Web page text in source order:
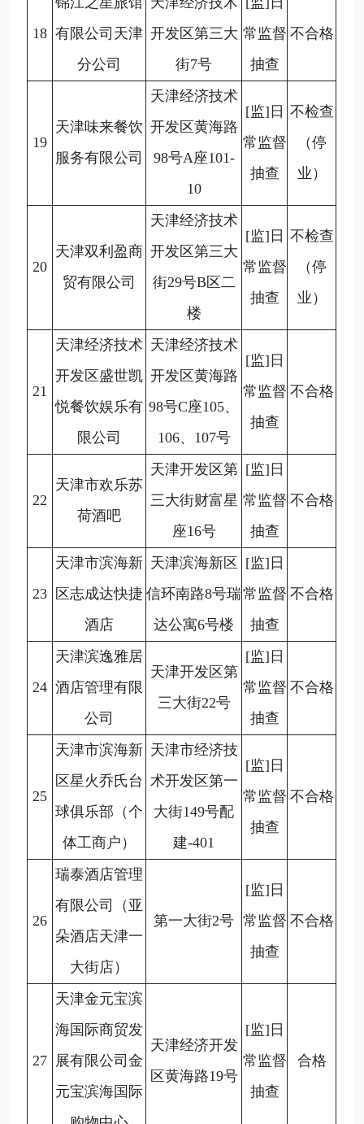
18 有限公司天津
分公司
开发区第三大
街7号
常监督
抽查
不合格
19
天津味来餐饮
服务有限公司
天津经济技术
开发区黄海路
98号A座101-
10
[监]日
常监督
抽查
不检查
（停
业）
20
天津双利盈商
贸有限公司
天津经济技术
开发区第三大
街29号B区二
楼
[监]日
常监督
抽查
不检查
（停
业）
21
天津经济技术
开发区盛世凯
悦餐饮娱乐有
限公司
天津经济技术
开发区黄海路
98号C座105、
106、107号
[监]日
常监督
抽查
不合格
22
天津市欢乐苏
荷酒吧
天津开发区第
三大街财富星
座16号
[监]日
常监督
抽查
不合格
23
天津市滨海新
区志成达快捷
酒店
天津滨海新区
信环南路8号瑞
达公寓6号楼
[监]日
常监督
抽查
不合格
24
天津滨逸雅居
酒店管理有限
公司
天津开发区第
三大街22号
[监]日
常监督
抽查
不合格
25
天津市滨海新
区星火乔氏台
球俱乐部（个
体工商户）
天津市经济技
术开发区第一
大街149号配
建-401
[监]日
常监督
抽查
不合格
26
瑞泰酒店管理
有限公司（亚
朵酒店天津一
大街店）
第一大街2号
[监]日
常监督
抽查
不合格
27
天津金元宝滨
海国际商贸发
展有限公司金
元宝滨海国际
天津经济开发
区黄海路19号
[监]日
常监督
抽查
合格